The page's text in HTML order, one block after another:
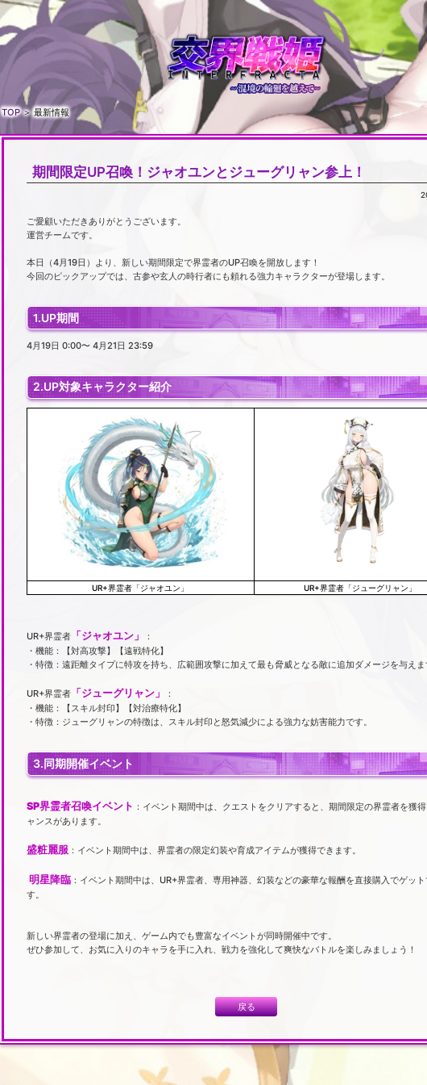
TOP＞最新情報
期間限定UP召喚！ジャオユンとジューグリャン参上！
ご愛顧いただきありがとうございます。
運営チームです。
本日（4月19日）より、新しい期間限定で界霊者のUP召喚を開放します！
今回のピックアップでは、古参や玄人の時行者にも頼れる強力キャラクターが登場します。
1.UP期間
4月19日 0:00〜 4月21日 23:59
2.UP対象キャラクター紹介
UR+界霊者「ジャオユン」 UR+界霊者「ジューグリャン」
UR+界霊者「ジャオユン」
：
・機能：【対高攻撃】【遠戦特化】
・特徴：遠距離タイプに特攻を持ち、広範囲攻撃に加えて最も脅威となる敵に追加ダメージを与え
UR+界霊者「ジューグリャン」
：
・機能：【スキル封印】【対治療特化】
・特徴：ジューグリャンの特徴は、スキル封印と怒気減少による強力な妨害能力です。
3.同期開催イベント
SP界霊者召喚イベント ：イベント期間中は、クエストをクリアすると、期間限定の界霊者を獲
ャンスがあります。
盛粧麗服 ：イベント期間中は、界霊者の限定幻装や育成アイテムが獲得できます。
明星降臨：イベント期間中は、UR+界霊者、専用神器、幻装などの豪華な報酬を直接購入でゲッ
す。
新しい界霊者の登場に加え、ゲーム内でも豊富なイベントが同時開催中です。
ぜひ参加して、お気に入りのキャラを手に入れ、戦力を強化して爽快なバトルを楽しみましょう！
戻る